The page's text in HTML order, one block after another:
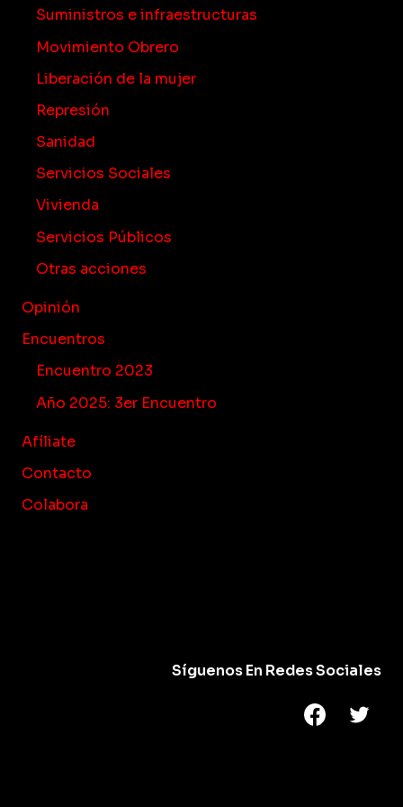
Suministros e infraestructuras
Movimiento Obrero
Liberación de la mujer
Represión
Sanidad
Servicios Sociales
Vivienda
Servicios Públicos
Otras acciones
Opinión
Encuentros
Encuentro 2023
Año 2025: 3er Encuentro
Afíliate
Contacto
Colabora
Síguenos En Redes Sociales